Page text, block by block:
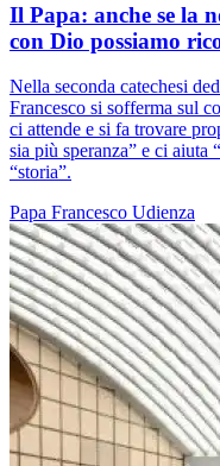
Il Papa: anche se la
con Dio possiamo
Nella seconda catechesi
Francesco si sofferma sul
ci attende e si fa trovare
sia più speranza” e ci aiuta
“storia”.
Papa Francesco Udienza